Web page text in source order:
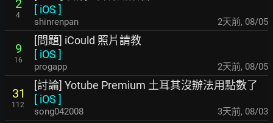
2
4
[ iOS ]
shinrenpan 2天前, 08/05
9
16
[問題] iCould 照片請教
[ iOS ]
progapp 2天前, 08/05
31
112
[討論] Yotube Premium 土耳其沒辦法用點數了
[ iOS ]
song042008 3天前, 08/03